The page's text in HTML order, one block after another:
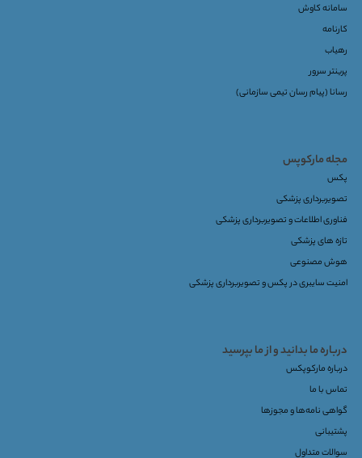
سامانه کاوش
کارنامه
رهیاب
پرینتر سرور
رسانا (پیام رسان تیمی سازمانی)
مجله مارکوپس
پکس
تصویربرداری پزشکی
فناوری اطلاعات و تصویربرداری پزشکی
تازه های پزشکی
هوش مصنوعی
امنیت سایبری در پکس و تصویربرداری پزشکی
درباره ما بدانید و از ما بپرسید
درباره مارکوپکس
تماس با ما
گواهی نامه‌ها و مجوزها
پشتیبانی
سوالات متداول